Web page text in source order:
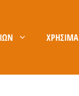
ΧΡΉΣΙΜΑ